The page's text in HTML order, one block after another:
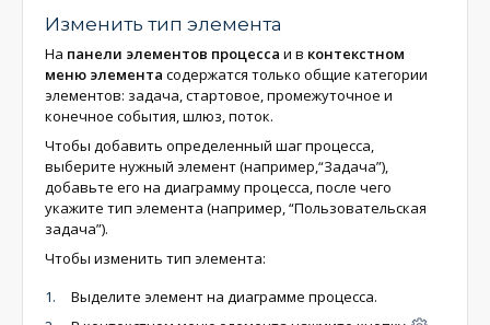
Изменить тип элемента
На панели элементов процесса и в контекстном
меню элемента содержатся только общие категории
элементов: задача, стартовое, промежуточное и
конечное события, шлюз, поток.
Чтобы добавить определенный шаг процесса,
выберите нужный элемент (например,“Задача”),
добавьте его на диаграмму процесса, после чего
укажите тип элемента (например, “Пользовательская
задача”).
Чтобы изменить тип элемента:
Выделите элемент на диаграмме процесса.